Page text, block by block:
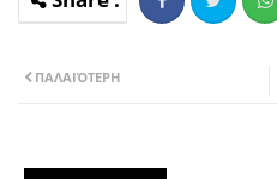
ΠΑΛΑΙΌΤΕΡΗ